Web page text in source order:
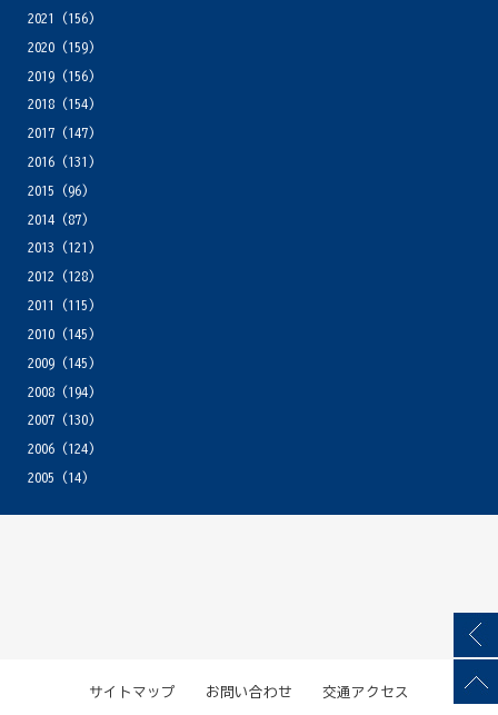
2021
(156)
2020(159)
2019(156)
2018(154)
2017(147)
2016(131)
2015 (96)
2014(87)
2013 (121)
2012 (128)
2011
(115)
2010(145)
2009(145)
2008(194)
2007(130)
2006(124)
2005 (14)
サイトマップ お問い合わせ 交通アクセス